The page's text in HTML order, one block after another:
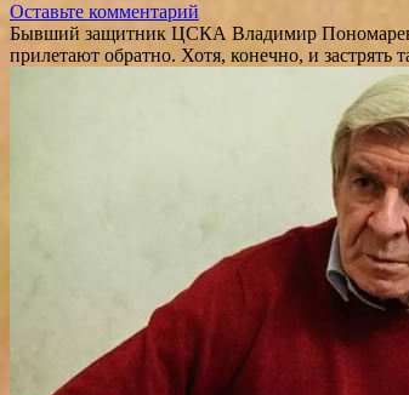
Оставьте комментарий
Бывший защитник ЦСКА Владимир Пономарев
прилетают обратно. Хотя, конечно, и